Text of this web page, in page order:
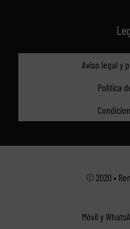
Aviso legal y
Política
© 2020 •
Móvil y